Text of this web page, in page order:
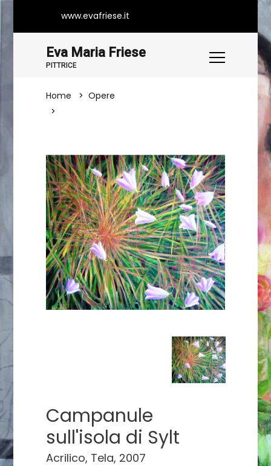
www.evafriese.it
Eva Maria Friese
PITTRICE
Home
Opere
Campanule
sull'isola di Sylt
Acrilico, Tela, 2007